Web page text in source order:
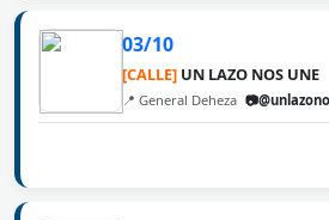
03/10
[CALLE] UN LAZO NOS UNE
📍 General Deheza